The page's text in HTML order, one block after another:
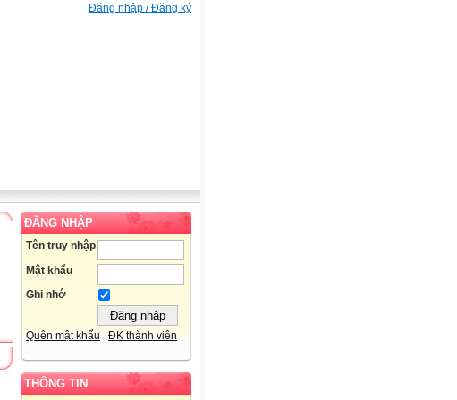
Đăng nhập / Đăng ký
ĐĂNG NHẬP
Tên truy nhập
Mật khẩu
Ghi nhớ
Quên mật khẩu ĐK thành viên
THÔNG TIN